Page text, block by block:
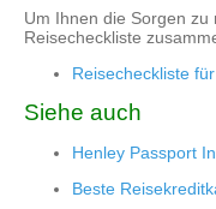
Um Ihnen die Sorgen
Reisecheckliste
Reisecheckliste
Siehe auch
Henley Passport
Beste